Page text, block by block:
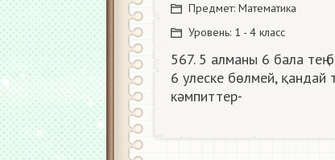
Предмет: Математика
Уровень: 1 - 4 класс
567. 5 алманы 6 бала тең
6 улеске бөлмей, қандай
кәмпиттер-​